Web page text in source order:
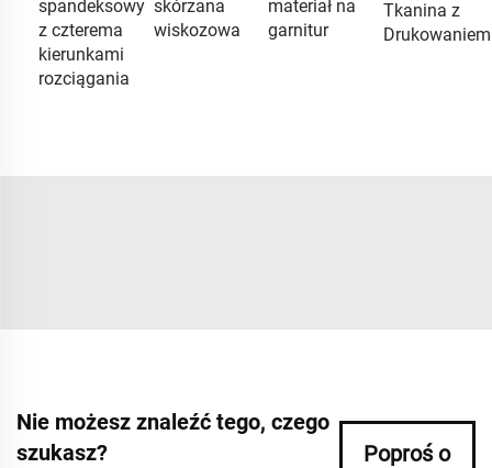
spandeksowy
z czterema
kierunkami
rozciągania
skórzana
wiskozowa
materiał na
garnitur
Tkanina z
Drukowaniem
Nie możesz znaleźć tego, czego
szukasz?
Poproś o